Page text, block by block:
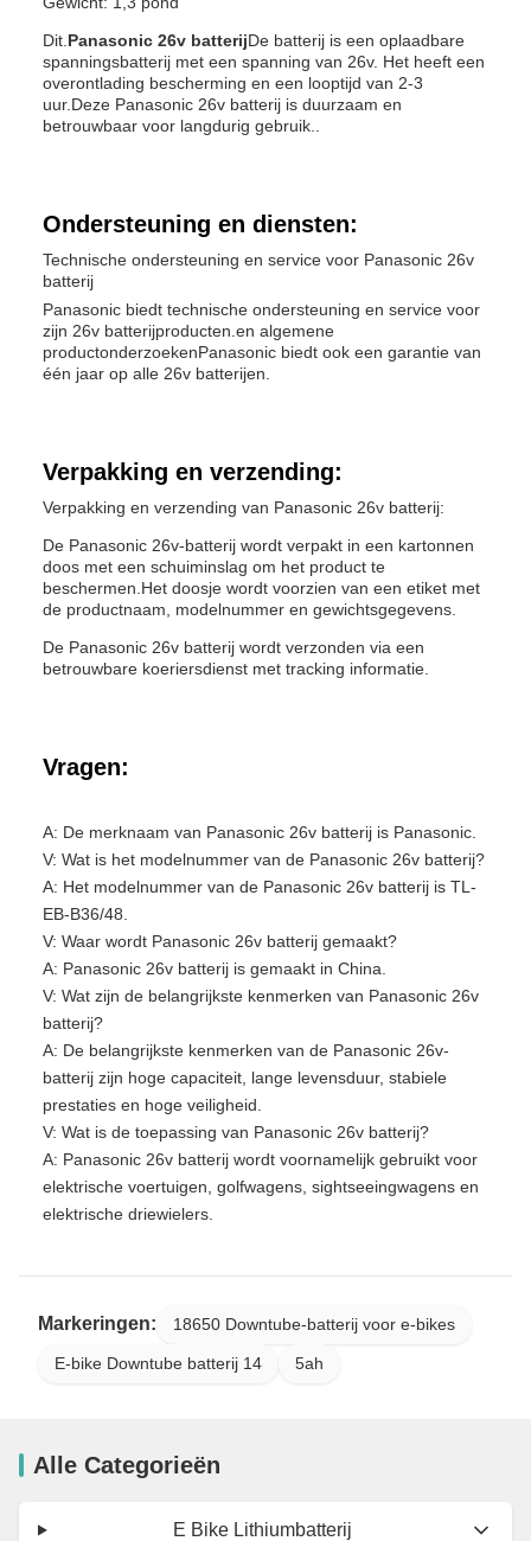
Dit. Panasonic 26v batterijDe batterij is een oplaadbare
spanningsbatterij met een spanning van 26v. Het heeft een
overontlading bescherming en een looptijd van 2-3
uur.Deze Panasonic 26v batterij is duurzaam en
betrouwbaar voor langdurig gebruik..
Ondersteuning en diensten:
Technische ondersteuning en service voor Panasonic 26v
batterij
Panasonic biedt technische ondersteuning en service voor
zijn 26v batterijproducten.en algemene
productonderzoekenPanasonic biedt ook een garantie van
één jaar op alle 26v batterijen.
Verpakking en verzending:
Verpakking en verzending van Panasonic 26v batterij:
De Panasonic 26v-batterij wordt verpakt in een kartonnen
doos met een schuiminslag om het product te
beschermen.Het doosje wordt voorzien van een etiket met
de productnaam, modelnummer en gewichtsgegevens.
De Panasonic 26v batterij wordt verzonden via een
betrouwbare koeriersdienst met tracking informatie.
Vragen:
A: De merknaam van Panasonic 26v batterij is Panasonic.
V: Wat is het modelnummer van de Panasonic 26v batterij?
A: Het modelnummer van de Panasonic 26v batterij is TL-
EB-B36/48.
V: Waar wordt Panasonic 26v batterij gemaakt?
A: Panasonic 26v batterij is gemaakt in China.
V: Wat zijn de belangrijkste kenmerken van Panasonic 26v
batterij?
A: De belangrijkste kenmerken van de Panasonic 26v-
batterij zijn hoge capaciteit, lange levensduur, stabiele
prestaties en hoge veiligheid.
V: Wat is de toepassing van Panasonic 26v batterij?
A: Panasonic 26v batterij wordt voornamelijk gebruikt voor
elektrische voertuigen, golfwagens, sightseeingwagens en
elektrische driewielers.
Markeringen: 18650 Downtube-batterij voor e-bikes
E-bike Downtube batterij 14 5ah
Alle Categorieën
E Bike Lithiumbatterij